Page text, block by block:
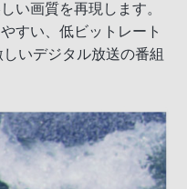
い画質を再現します。
すい、低ビットレート
いデジタル放送の番組